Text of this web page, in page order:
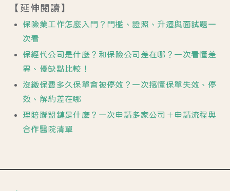
【延伸閱讀】
保險業工作怎麼入門？門檻、證照、升遷與面試題一
次看
保經代公司是什麼？和保險公司差在哪？一次看懂差
異、優缺點比較！
沒繳保費多久保單會被停效？一次搞懂保單失效、停
效、解約差在哪
理賠聯盟鏈是什麼？一次申請多家公司＋申請流程與
合作醫院清單